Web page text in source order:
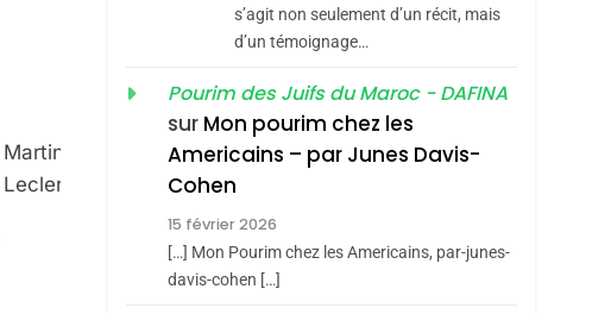
Martin
Leclerc
Maroc : Les Amandes
De Tafraout, Le Miel
De Tadla Azilal
Consacrés Produits
Du Terroir
DAFINA MAROC
Oeil Ravageur –
2
s’agit non seulement d’un récit, mais
d’un témoignage…
Pourim des Juifs du Maroc - DAFINA
sur Mon pourim chez les
Americains – par Junes Davis-
Cohen
15 février 2026
[…] Mon Pourim chez les Americains, par-junes-
davis-cohen […]